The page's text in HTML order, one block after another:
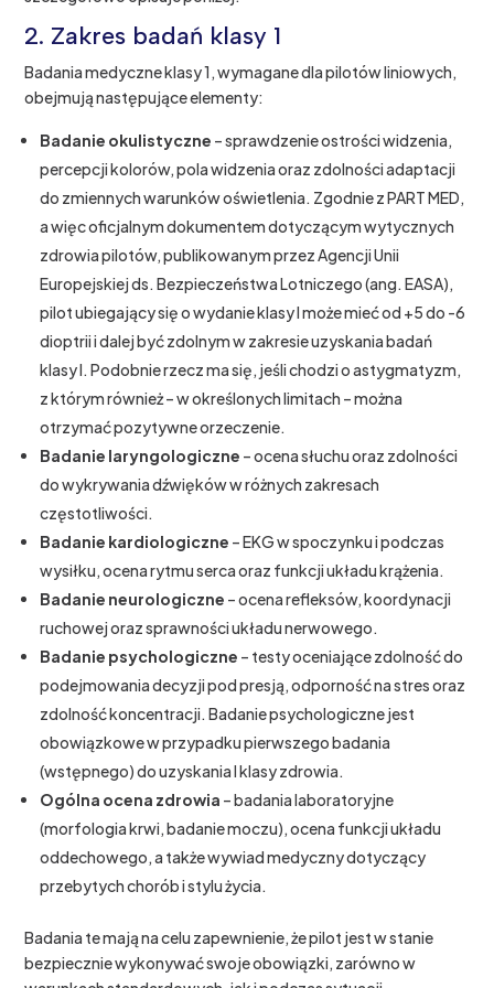
2. Zakres badań klasy 1
Badania medyczne klasy 1, wymagane dla pilotów liniowych,
obejmują następujące elementy:
Badanie okulistyczne – sprawdzenie ostrości widzenia,
percepcji kolorów, pola widzenia oraz zdolności adaptacji
do zmiennych warunków oświetlenia. Zgodnie z PART MED,
a więc oficjalnym dokumentem dotyczącym wytycznych
zdrowia pilotów, publikowanym przez Agencji Unii
Europejskiej ds. Bezpieczeństwa Lotniczego (ang. EASA),
pilot ubiegający się o wydanie klasy I może mieć od +5 do -6
dioptrii i dalej być zdolnym w zakresie uzyskania badań
klasy I. Podobnie rzecz ma się, jeśli chodzi o astygmatyzm,
z którym również – w określonych limitach – można
otrzymać pozytywne orzeczenie.
Badanie laryngologiczne – ocena słuchu oraz zdolności
do wykrywania dźwięków w różnych zakresach
częstotliwości.
Badanie kardiologiczne – EKG w spoczynku i podczas
wysiłku, ocena rytmu serca oraz funkcji układu krążenia.
Badanie neurologiczne – ocena refleksów, koordynacji
ruchowej oraz sprawności układu nerwowego.
Badanie psychologiczne – testy oceniające zdolność do
podejmowania decyzji pod presją, odporność na stres oraz
zdolność koncentracji. Badanie psychologiczne jest
obowiązkowe w przypadku pierwszego badania
(wstępnego) do uzyskania I klasy zdrowia.
Ogólna ocena zdrowia – badania laboratoryjne
(morfologia krwi, badanie moczu), ocena funkcji układu
oddechowego, a także wywiad medyczny dotyczący
przebytych chorób i stylu życia.
Badania te mają na celu zapewnienie, że pilot jest w stanie
bezpiecznie wykonywać swoje obowiązki, zarówno w